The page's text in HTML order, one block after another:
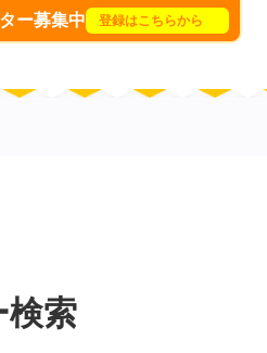
ー募集中 登録はこちらから
検索